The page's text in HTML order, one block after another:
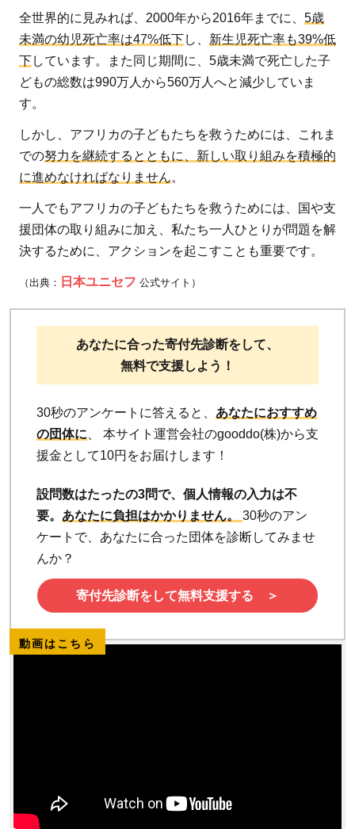
全世界的に見みれば、2000年から2016年までに、 5歳
未満の幼児死亡率は47%低下し、 新生児死亡率も39%低
下しています。また同じ期間に、5歳未満で死亡した子
どもの総数は990万人から560万人へと減少していま
す。
しかし、アフリカの子どもたちを救うためには、これま
での努力を継続するとともに、新しい取り組みを積極的
に進めなければなりません。
一人でもアフリカの子どもたちを救うためには、国や支
援団体の取り組みに加え、私たち一人ひとりが問題を解
決するために、アクションを起こすことも重要です。
（出典： 日本ユニセフ 公式サイト）
あなたに合った寄付先診断をして、
無料で支援しよう！
30秒のアンケートに答えると、 あなたにおすすめ
の団体に 、 本サイト運営会社のgooddo(株)から支
援金として10円をお届けします！
設問数はたったの3問で、個人情報の入力は不
要。 あなたに負担はかかりません。 30秒のアン
ケートで、あなたに合った団体を診断してみませ
んか？
寄付先診断をして無料支援する ＞
動画はこちら